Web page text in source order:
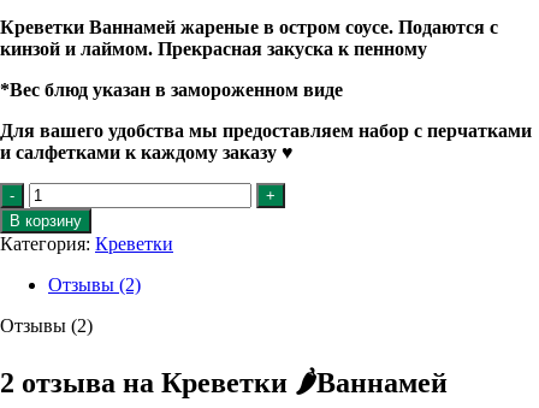
составляла
2700 ₽.
2300 ₽.
Креветки Ваннамей жареные в остром соусе. Подаются с
кинзой и лаймом. Прекрасная закуска к пенному
*Вес блюд указан в замороженном виде
Для вашего удобства мы предоставляем набор с перчатками
и салфетками к каждому заказу ♥️
Количество
товара
Креветки
Ваннамей
острые
В корзину
Категория: Креветки
Отзывы (2)
Отзывы (2)
2 отзыва на Креветки 🌶️Ваннамей